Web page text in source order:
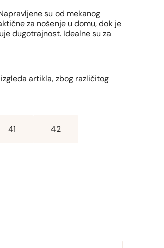
su od mekanog
za nošenje u domu, dok je
dugotrajnost. Idealne su za
artikla, zbog različitog
41 42